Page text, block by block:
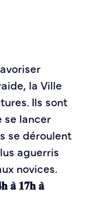
la Ville
Ils sont
se lancer
se déroulent
aguerris
novices.
𝐚̀ 𝟏𝟕𝐡 𝐚̀